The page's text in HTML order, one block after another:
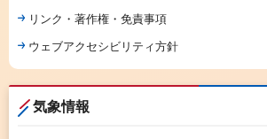
リンク・著作権・免責事項
ウェブアクセシビリティ方針
気象情報